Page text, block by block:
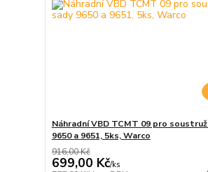
Náhradní VBD TCMT 09 pro
9650 a 9651, 5ks, Warco
916,00 Kč
699,00 Kč/ks